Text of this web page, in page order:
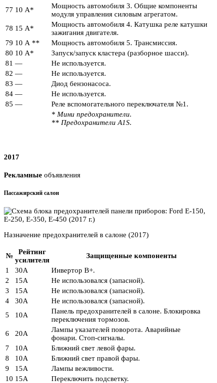
77 10 А*
Мощность автомобиля 3. Общие компоненты
модуля управления силовым агрегатом.
78 15 А*
Мощность автомобиля 4. Катушка реле катушки
зажигания двигателя.
79 10 А **
Мощность автомобиля 5. Трансмиссия.
80 10 А*
Запуск/запуск кластера (разборное шасси).
81 —
Не используется.
82 —
Не используется.
83 —
Диод бензонасоса.
84 —
Не используется.
85 —
Реле вспомогательного переключателя №1.
* Мини предохранители.
** Предохранители A1S.
2017
Рекламные объявления
Пассажирский салон
Назначение предохранителей в салоне (2017)
№
Рейтинг
усилителя
Защищенные компоненты
1
30А
Инвертор В+.
2
15А
Не использовался (запасной).
3
15А
Не использовался (запасной).
4
30А
Не использовался (запасной).
5
10А
Панель предохранителей в салоне. Блокировка
переключения тормозов.
6
20А
Лампы указателей поворота. Аварийные
фонари. Стоп-сигналы.
7
10А
Ближний свет левой фары.
8
10А
Ближний свет правой фары.
9
15А
Лампы вежливости.
10 15А
Переключить подсветку.